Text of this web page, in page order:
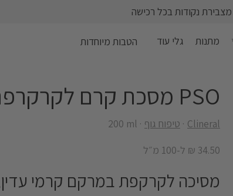
נקודות בכל רכישה
מתנות גלי עוד הטבות מיוחדות
PSO מסכת קרם לקרקרפת
Clineral טיפוח גוף
‎200 ml
34.50 ₪ ל-100 מ״ל
מסיכה לקרקפת במרקם קרמי